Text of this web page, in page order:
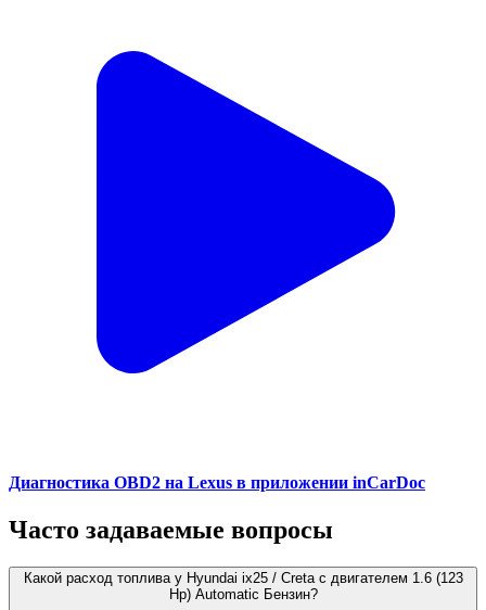
Диагностика OBD2 на Lexus в приложении inCarDoc
Часто задаваемые вопросы
Какой расход топлива у Hyundai ix25 / Creta с двигателем 1.6 (123
Hp) Automatic Бензин?